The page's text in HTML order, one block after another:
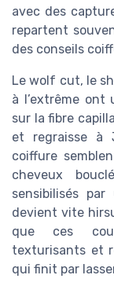
avec des
repartent
des conseils
Le wolf cut, le
à l’extrême ont
sur la fibre
et regraisse à
coiffure
cheveux
sensibilisés
devient vite
que ces
texturisants et
qui finit par